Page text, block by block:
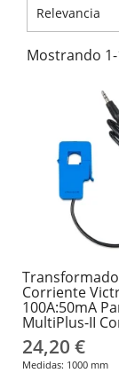
Relevancia
Mostrando
Corriente
100A:50mA
MultiPlus-II
24,20 €
Medidas: 1000 mm